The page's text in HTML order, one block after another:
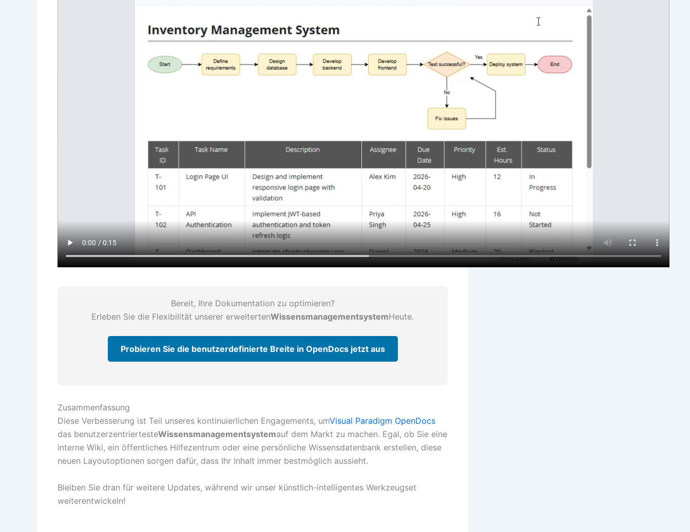
Bereit, Ihre Dokumentation zu optimieren?
Erleben Sie die Flexibilität unserer erweitertenWissensmanagementsystemHeute.
Probieren Sie die benutzerdefinierte Breite in OpenDocs jetzt aus
Zusammenfassung
Diese Verbesserung ist Teil unseres kontinuierlichen Engagements, umVisual Paradigm OpenDocs
das benutzerzentriertesteWissensmanagementsystemauf dem Markt zu machen. Egal, ob Sie eine
interne Wiki, ein öffentliches Hilfezentrum oder eine persönliche Wissensdatenbank erstellen, diese
neuen Layoutoptionen sorgen dafür, dass Ihr Inhalt immer bestmöglich aussieht.
Bleiben Sie dran für weitere Updates, während wir unser künstlich-intelligentes Werkzeugset
weiterentwickeln!